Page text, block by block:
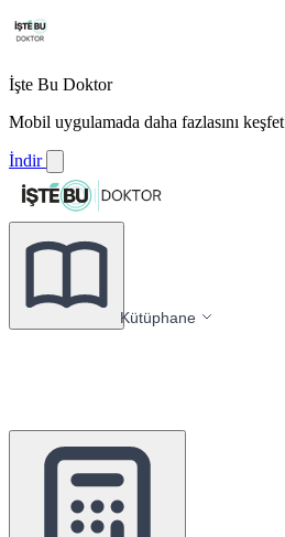
İşte Bu Doktor
Mobil uygulamada daha fazlasını keşfet
İndir
Kütüphane